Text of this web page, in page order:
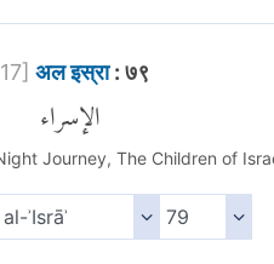
17] अल इस्रा: ७९
الإسراء
Journey, The Children of